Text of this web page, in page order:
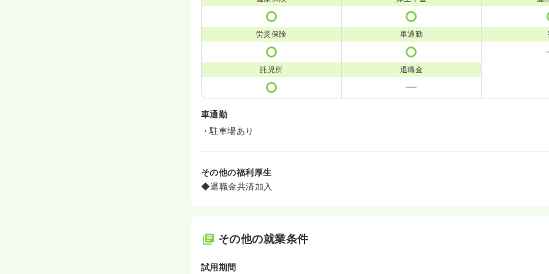
労災保険 車通勤
託児所 退職金
車通勤
・駐車場あり
その他の福利厚生
◆退職金共済加入
その他の就業条件
試用期間